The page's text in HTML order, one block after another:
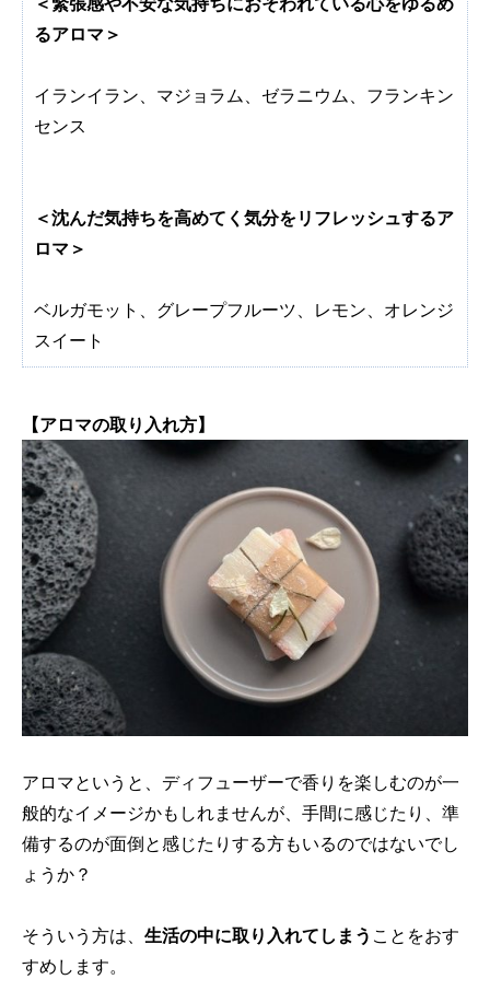
るアロマ＞
イランイラン、マジョラム、ゼラニウム、フランキン
センス
＜沈んだ気持ちを高めてく気分をリフレッシュするア
ロマ＞
ベルガモット、グレープフルーツ、レモン、オレンジ
スイート
【アロマの取り入れ方】
アロマというと、ディフューザーで香りを楽しむのが一
般的なイメージかもしれませんが、手間に感じたり、準
備するのが面倒と感じたりする方もいるのではないでし
ょうか？
そういう方は、 生活の中に取り入れてしまう ことをおす
すめします。